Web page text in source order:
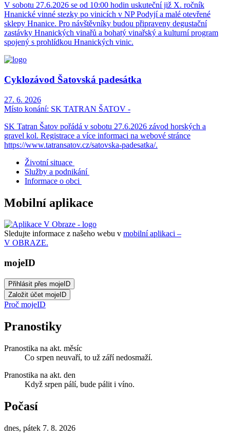
V sobotu 27.6.2026 se od 10:00 hodin uskuteční již X. ročník
Hnanické vinné stezky po vinicích v NP Podyjí a malé otevřené
sklepy Hnanice. Pro návštěvníky budou připraveny degustační
zastávky Hnanických vinařů a bohatý vinařský a kulturní program
spojený s prohlídkou Hnanických vinic.
Cyklozávod Šatovská padesátka
27. 6. 2026
Místo konání: SK TATRAN ŠATOV -
SK Tatran Šatov pořádá v sobotu 27.6.2026 závod horských a
gravel kol. Registrace a více informaci na webové stránce
https://www.tatransatov.cz/satovska-padesatka/.
Životní situace
Služby a podnikání
Informace o obci
Mobilní aplikace
Sledujte informace z našeho webu v mobilní aplikaci –
V OBRAZE.
mojeID
Proč mojeID
Pranostiky
Pranostika na akt. měsíc
Co srpen neuvaří, to už září nedosmaží.
Pranostika na akt. den
Když srpen pálí, bude pálit i víno.
Počasí
dnes, pátek 7. 8. 2026